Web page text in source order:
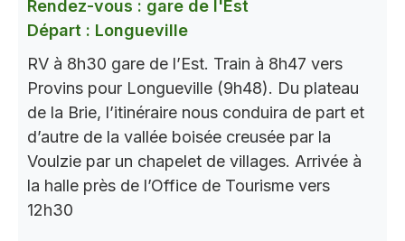
Rendez-vous : gare de l'Est
Départ : Longueville
RV à 8h30 gare de l’Est. Train à 8h47 vers
Provins pour Longueville (9h48). Du plateau
de la Brie, l’itinéraire nous conduira de part et
d’autre de la vallée boisée creusée par la
Voulzie par un chapelet de villages. Arrivée à
la halle près de l’Office de Tourisme vers
12h30